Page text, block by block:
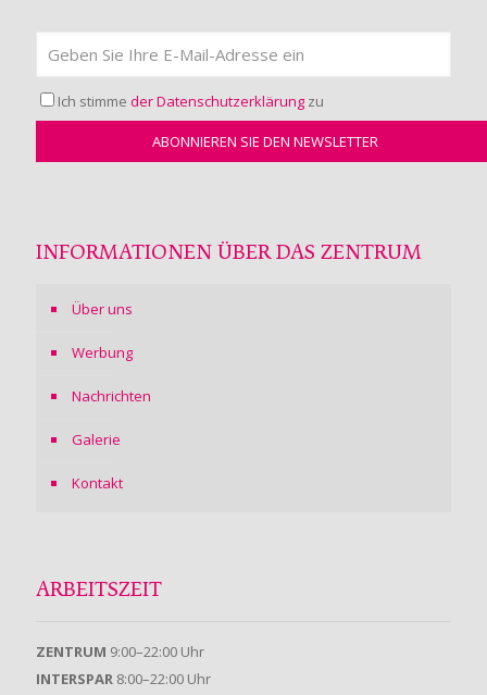
Ich stimme der Datenschutzerklärung zu
INFORMATIONEN ÜBER DAS ZENTRUM
Über uns
Werbung
Nachrichten
Galerie
Kontakt
ARBEITSZEIT
ZENTRUM 9:00–22:00 Uhr
INTERSPAR 8:00–22:00 Uhr